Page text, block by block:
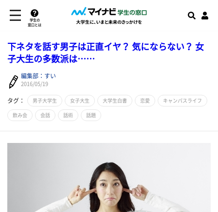
学生の
窓口とは
下ネタを話す男子は正直イヤ？ 気にならない？ 女
子大生の多数派は……
編集部：すい
2016/05/19
タグ： 男子大学生 女子大生 大学生白書 恋愛 キャンパスライフ
飲み会 会話 話術 話題